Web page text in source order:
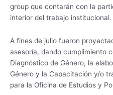
group que contarán con la
interior del trabajo institucional.
A fines de julio fueron
asesoría, dando cumplimiento
Diagnóstico de Género, la
Género y la Capacitación y/o
para la Oficina de Estudios y